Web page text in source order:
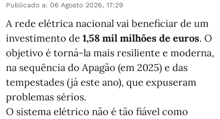
Publicado a: 06 Agosto 2026, 17:29
A rede elétrica nacional vai beneficiar de um
investimento de 1,58 mil milhões de euros. O
objetivo é torná-la mais resiliente e moderna,
na sequência do Apagão (em 2025) e das
tempestades (já este ano), que expuseram
problemas sérios.
O sistema elétrico não é tão fiável como